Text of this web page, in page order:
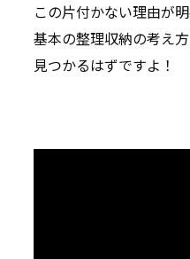
この片付かない理由が
基本の整理収納の考え
見つかるはずですよ！